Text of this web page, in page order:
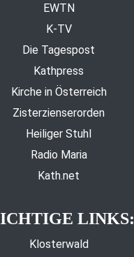
EWTN
K-TV
Die Tagespost
Kathpress
Kirche in Österreich
Zisterzienserorden
Heiliger Stuhl
Radio Maria
Kath.net
LINKS:
Klosterwald